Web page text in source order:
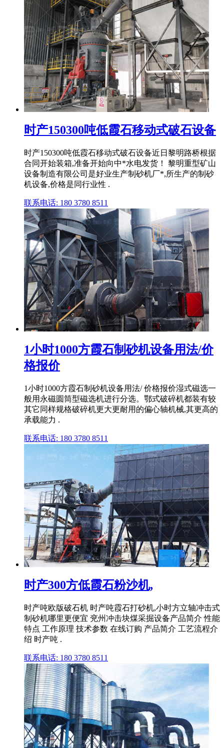
时产150300吨低霞石移动式破石设备
时产150300吨低霞石移动式破石设备近日黎明路桥根据
合同开始装箱,准备开始向中*水电发货！ 黎明重型矿山
设备制造有限公司是好业生产制砂机厂*,所生产的制砂
机设备,价格是同行业性 .
联系电话: 180 3780 8511
1小时1000方霞石制砂机设备用法/价
格报价
1小时1000方霞石制砂机设备用法/ 价格报价湿式磁选一
般用永磁圆筒型磁选机进行分选。鄂式破碎机都装有较
其它同样规格破碎机更大更耐用的偏心轴机械,其更高的
承载能力 .
联系电话: 180 3780 8511
时产300方低霞石粉沙机,
时产吨欧版破石机 时产吨霞石打砂机,小时方立轴冲击式
制砂机哪里更便宜 兖州冲击块煤采掘设备产品简介 性能
特点 工作原理 技术参数 在线订购 产品简介 工艺流程介
绍 时产吨 .
联系电话: 180 3780 8511